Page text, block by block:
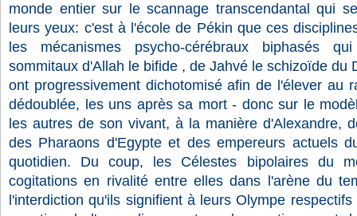
monde entier sur le scannage transcendantal qui
leurs yeux: c'est à l'école de Pékin que ces
les mécanismes psycho-cérébraux biphasés
sommitaux d'Allah le bifide , de Jahvé le schizoïde du
ont progressivement dichotomisé afin de l'élever au
dédoublée, les uns après sa mort - donc sur le
les autres de son vivant, à la manière d'Alexandre,
des Pharaons d'Egypte et des empereurs actuels
quotidien. Du coup, les Célestes bipolaires du
cogitations en rivalité entre elles dans l'arène du
l'interdiction qu'ils signifient à leurs Olympe